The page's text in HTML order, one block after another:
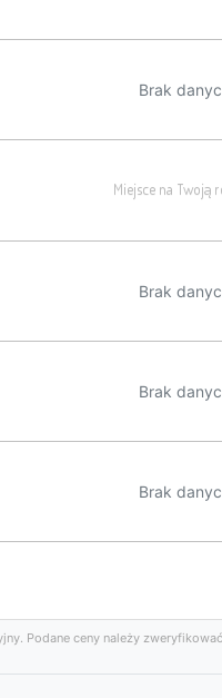
Brak
Brak
Brak
Brak
Podane ceny należy